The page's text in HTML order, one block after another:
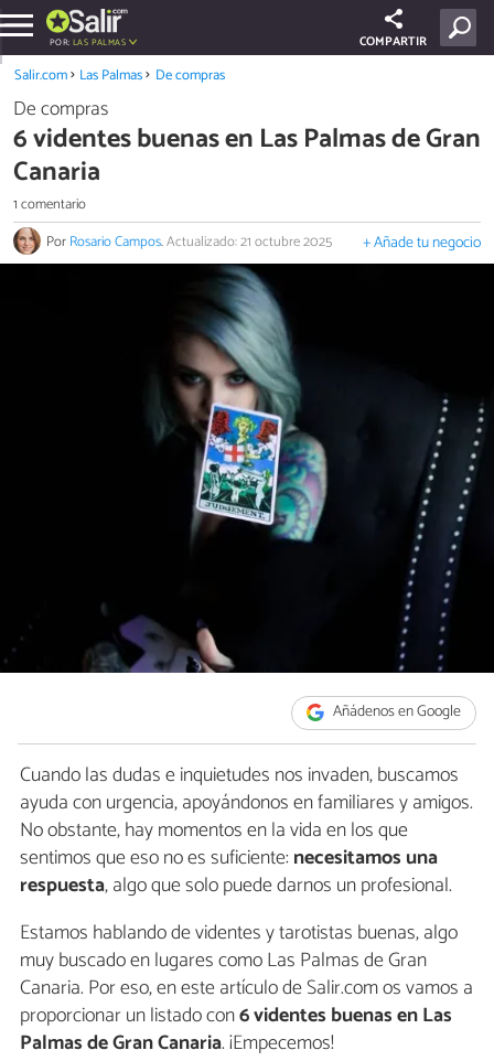
POR: LAS PALMAS COMPARTIR
Salir.com Las Palmas De compras
De compras
6 videntes buenas en Las Palmas de Gran
Canaria
1 comentario
PorRosario Campos.Actualizado: 21 octubre 2025 + Añade tu negocio
Añádenos en Google
Cuando las dudas e inquietudes nos invaden, buscamos
ayuda con urgencia, apoyándonos en familiares y amigos.
No obstante, hay momentos en la vida en los que
sentimos que eso no es suficiente:necesitamos una
respuesta, algo que solo puede darnos un profesional.
Estamos hablando de videntes y tarotistas buenas, algo
muy buscado en lugares como Las Palmas de Gran
Canaria. Por eso, en este artículo de Salir.com os vamos a
proporcionar un listado con6 videntes buenas en Las
Palmas de Gran Canaria. ¡Empecemos!